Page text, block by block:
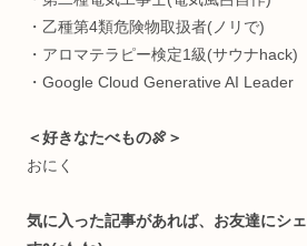
・マイコン電子工作
・3Dプリンタ（CAD）
・3DCGモデリング
広く浅く雑食です。詳しくは
TOKYO STARTUP GATEWAY 2020